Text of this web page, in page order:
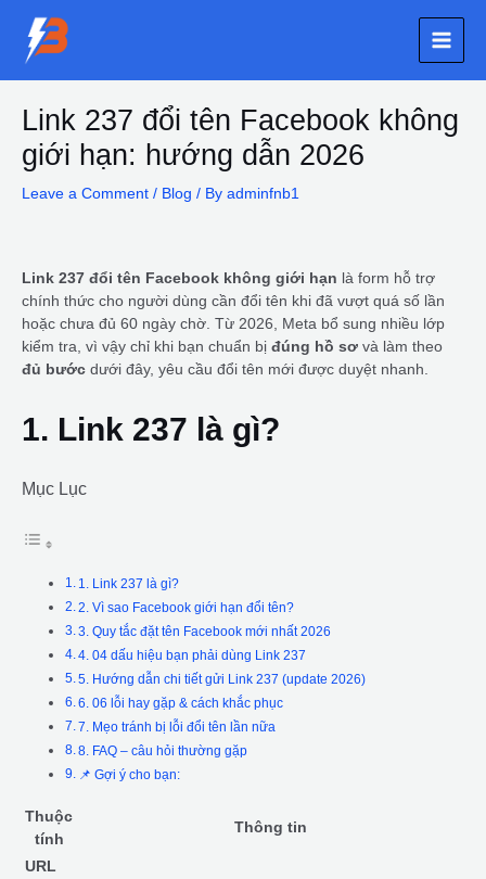
content
Main
Link 237 đổi tên Facebook không
giới hạn: hướng dẫn 2026
Leave a Comment / Blog / By adminfnb1
Link 237 đổi tên Facebook không giới hạn là form hỗ trợ
chính thức cho người dùng cần đổi tên khi đã vượt quá số lần
hoặc chưa đủ 60 ngày chờ. Từ 2026, Meta bổ sung nhiều lớp
kiểm tra, vì vậy chỉ khi bạn chuẩn bị đúng hồ sơ và làm theo
đủ bước dưới đây, yêu cầu đổi tên mới được duyệt nhanh.
1. Link 237 là gì?
Mục Lục
1. Link 237 là gì?
2. Vì sao Facebook giới hạn đổi tên?
3. Quy tắc đặt tên Facebook mới nhất 2026
4. 04 dấu hiệu bạn phải dùng Link 237
5. Hướng dẫn chi tiết gửi Link 237 (update 2026)
6. 06 lỗi hay gặp & cách khắc phục
7. Mẹo tránh bị lỗi đổi tên lần nữa
8. FAQ – câu hỏi thường gặp
📌 Gợi ý cho bạn:
Thuộc
tính
Thông tin
URL
navigation